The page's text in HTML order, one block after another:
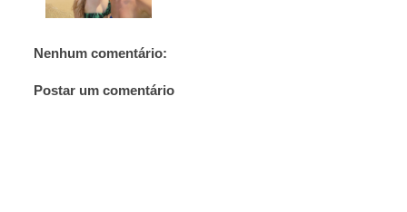
Nenhum comentário:
Postar um comentário